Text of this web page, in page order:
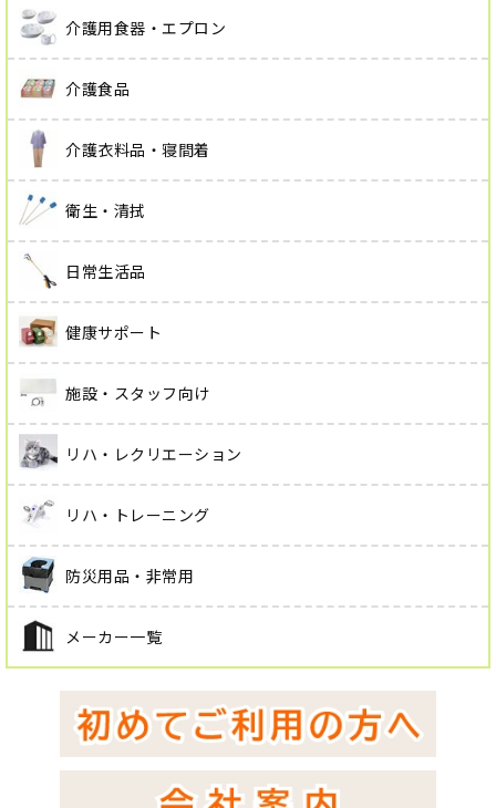
介護用食器・エプロン
介護食品
介護衣料品・寝間着
衛生・清拭
日常生活品
健康サポート
施設・スタッフ向け
リハ・レクリエーション
リハ・トレーニング
防災用品・非常用
メーカー一覧